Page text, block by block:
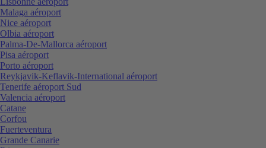
Malaga aéroport
Nice aéroport
Olbia aéroport
Palma-De-Mallorca aéroport
Pisa aéroport
Porto aéroport
Reykjavik-Keflavik-International aéroport
Tenerife aéroport Sud
Valencia aéroport
Catane
Corfou
Fuerteventura
Grande Canarie